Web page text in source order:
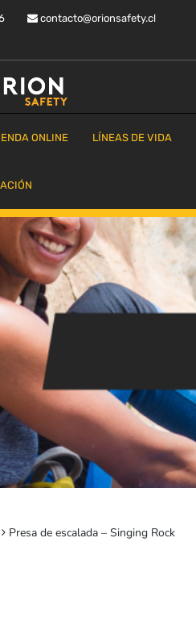
contacto@orionsafety.cl
personal
ONLINE LÍNEAS DE VIDA
Presa de escalada – Singing Rock